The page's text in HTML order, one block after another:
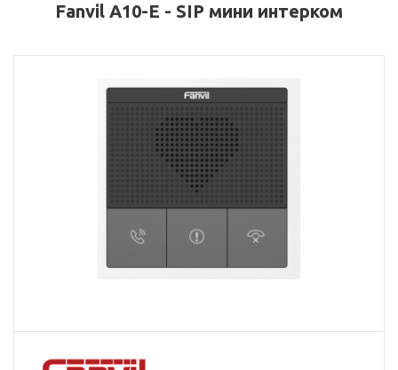
Fanvil A10-E - SIP мини интерком